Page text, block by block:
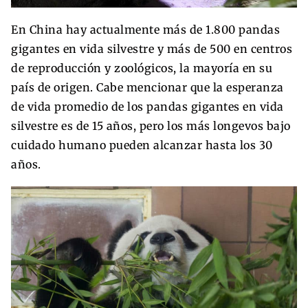
En China hay actualmente más de 1.800 pandas
gigantes en vida silvestre y más de 500 en centros
de reproducción y zoológicos, la mayoría en su
país de origen. Cabe mencionar que la esperanza
de vida promedio de los pandas gigantes en vida
silvestre es de 15 años, pero los más longevos bajo
cuidado humano pueden alcanzar hasta los 30
años.